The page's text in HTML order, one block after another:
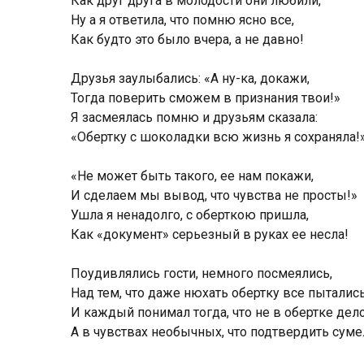
Ну а я ответила, что помню ясно все,
Как будто это было вчера, а не давно!
Друзья заулыбались: «А ну-ка, докажи,
Тогда поверить сможем в признания твои!»
Я засмеялась помню и друзьям сказала:
«Обертку с шоколадки всю жизнь я
«Не может быть такого, ее нам покажи,
И сделаем мы вывод, что чувства не просты!»
Ушла я ненадолго, с оберткою пришла,
Как «документ» серьезный в руках ее несла!
Поудивлялись гости, немного посмеялись,
Над тем, что даже нюхать обертку все
И каждый понимал тогда, что не в обертке
А в чувствах необычных, что подтвердить